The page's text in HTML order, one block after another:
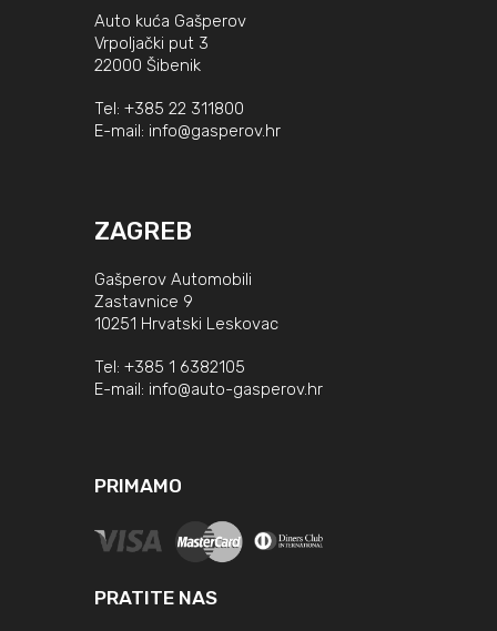
Auto kuća Gašperov
Vrpoljački put 3
22000 Šibenik
Tel: +385 22 311800
E-mail: info@gasperov.hr
ZAGREB
Gašperov Automobili
Zastavnice 9
10251 Hrvatski Leskovac
Tel: +385 1 6382105
E-mail: info@auto-gasperov.hr
PRIMAMO
PRATITE NAS